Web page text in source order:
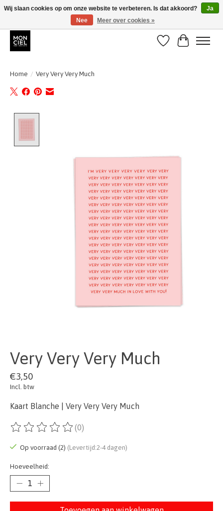
BE + NL : GRATIS VERZENDING van 31/07 t;e.m. 17/8
Verlanglijst
Home / Very Very Very Much
Very Very Very Much
€3,50
Incl. btw
Kaart Blanche | Very Very Very Much
De beoordeling van dit product is
(0)
Op voorraad (2) (Levertijd:2-4 dagen)
Hoeveelheid:
Wij slaan cookies op om onze website te verbeteren. Is dat akkoord?
Ja
Nee
Meer over cookies »